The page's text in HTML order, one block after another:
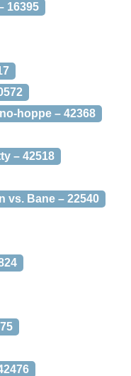
16395
hoppe – 42368
– 42518
vs. Bane – 22540